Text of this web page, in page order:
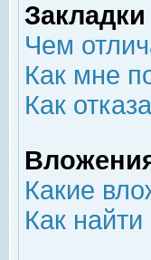
Чем
Как мне
Как
Какие
Как